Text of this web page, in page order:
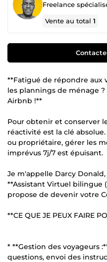
Vente au total1
**Fatigué de répondre aux
les plannings de ménage
Airbnb !**
Pour obtenir et conserver
réactivité est la clé
ou propriétaire, gérer les
imprévus 7j/7 est épuisant.
Je m'appelle Darcy
**Assistant Virtuel bilingue
propose de devenir votre
**CE QUE JE PEUX FAIRE
* **Gestion des voyageurs
questions, envoi des